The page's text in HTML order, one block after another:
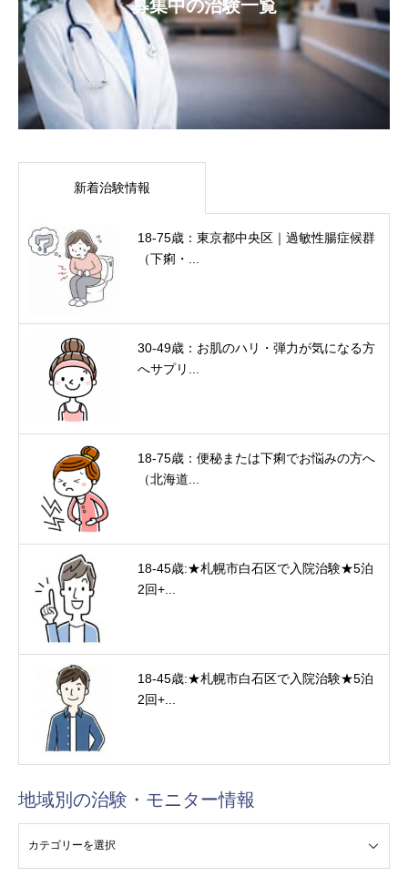
募集中の治験一覧
新着治験情報
18-75歳：東京都中央区｜過敏性腸症候群
（下痢・...
30-49歳：お肌のハリ・弾力が気になる方
へサプリ...
18-75歳：便秘または下痢でお悩みの方へ
（北海道...
18-45歳:★札幌市白石区で入院治験★5泊
2回+...
18-45歳:★札幌市白石区で入院治験★5泊
2回+...
地域別の治験・モニター情報